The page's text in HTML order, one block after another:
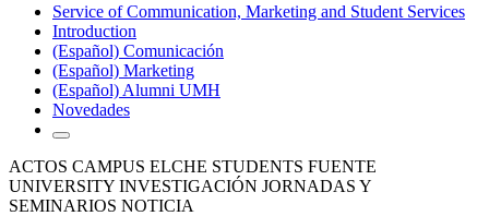
Service of Communication, Marketing and Student Services
Introduction
(Español) Comunicación
(Español) Marketing
(Español) Alumni UMH
Novedades
ACTOS CAMPUS ELCHE STUDENTS FUENTE
UNIVERSITY INVESTIGACIÓN JORNADAS Y
SEMINARIOS NOTICIA